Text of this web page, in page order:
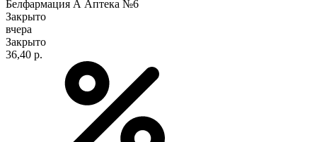
Белфармация А Аптека №6
Закрыто
вчера
Закрыто
36,40 р.